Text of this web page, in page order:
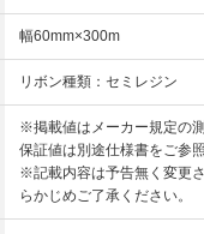
幅60mm×300m
リボン種類：セミレジン
※掲載値はメーカー規定の
保証値は別途仕様書をご参
※記載内容は予告無く変更
らかじめご了承ください。